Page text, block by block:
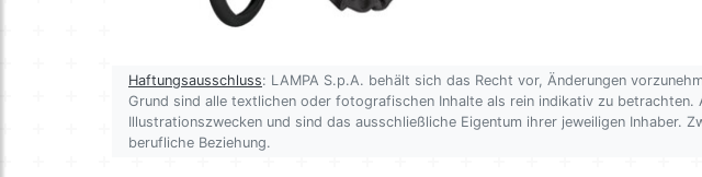
Haftungsausschluss: LAMPA S.p.A. behält sich das Recht vor, Änderungen
Grund sind alle textlichen oder fotografischen Inhalte als rein indikativ zu
Illustrationszwecken und sind das ausschließliche Eigentum ihrer jeweiligen Inhaber.
berufliche Beziehung.